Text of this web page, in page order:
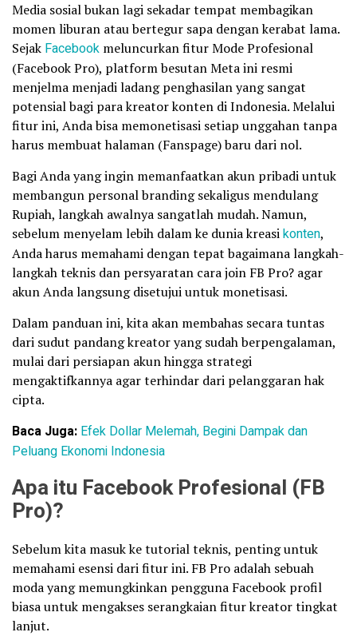
Media sosial bukan lagi sekadar tempat membagikan
momen liburan atau bertegur sapa dengan kerabat lama.
Sejak Facebook meluncurkan fitur Mode Profesional
(Facebook Pro), platform besutan Meta ini resmi
menjelma menjadi ladang penghasilan yang sangat
potensial bagi para kreator konten di Indonesia. Melalui
fitur ini, Anda bisa memonetisasi setiap unggahan tanpa
harus membuat halaman (Fanspage) baru dari nol.
Bagi Anda yang ingin memanfaatkan akun pribadi untuk
membangun personal branding sekaligus mendulang
Rupiah, langkah awalnya sangatlah mudah. Namun,
sebelum menyelam lebih dalam ke dunia kreasikonten,
Anda harus memahami dengan tepat bagaimana langkah-
langkah teknis dan persyaratan cara join FB Pro? agar
akun Anda langsung disetujui untuk monetisasi.
Dalam panduan ini, kita akan membahas secara tuntas
dari sudut pandang kreator yang sudah berpengalaman,
mulai dari persiapan akun hingga strategi
mengaktifkannya agar terhindar dari pelanggaran hak
cipta.
Baca Juga: Efek Dollar Melemah, Begini Dampak dan
Peluang Ekonomi Indonesia
Apa itu Facebook Profesional (FB
Pro)?
Sebelum kita masuk ke tutorial teknis, penting untuk
memahami esensi dari fitur ini. FB Pro adalah sebuah
moda yang memungkinkan pengguna Facebook profil
biasa untuk mengakses serangkaian fitur kreator tingkat
lanjut.